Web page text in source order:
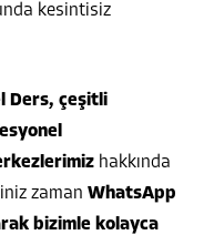
kesintisiz
Ders, çeşitli
hakkında
zaman WhatsApp
bizimle kolayca